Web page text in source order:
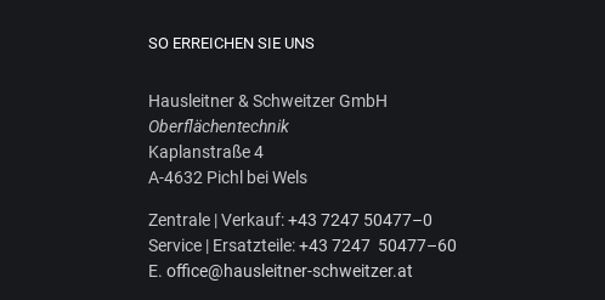
SO ERREICHEN SIE UNS
Haus­leit­ner & Schweit­zer GmbH
Ober­flä­chen­tech­nik
Kaplan­stra­ße 4
A‑4632 Pichl bei Wels
Zen­tra­le | Ver­kauf:+43 7247 50477–0
Ser­vice | Ersatz­tei­le:+43 7247 50477–60
E. office@hausleitner-schweitzer.at